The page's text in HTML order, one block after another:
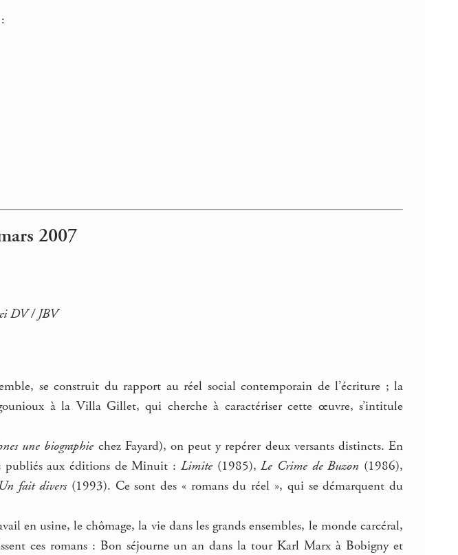
2007
DV / JBV
se construit du rapport au réel social contemporain de l’écriture ; la
à la Villa Gillet, qui cherche à caractériser cette œuvre, s’intitule
une biographie chez Fayard), on peut y repérer deux versants distincts. En
publiés aux éditions de Minuit : Limite(1985),Le Crime de Buzon (1986),
Un fait divers(1993). Ce sont des « romans du réel », qui se démarquent du
en usine, le chômage, la vie dans les grands ensembles, le monde carcéral,
ces romans : Bon séjourne un an dans la tour Karl Marx à Bobigny et